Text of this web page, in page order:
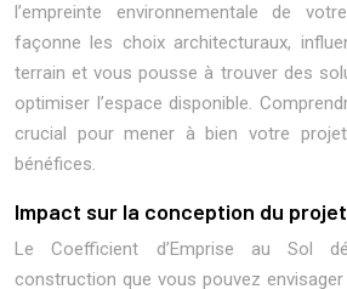
l’empreinte environnementale de
façonne les choix architecturaux,
terrain et vous pousse à trouver des
optimiser l’espace disponible.
crucial pour mener à bien votre
bénéfices.
Impact sur la conception du projet
Le Coefficient d’Emprise au Sol
construction que vous pouvez